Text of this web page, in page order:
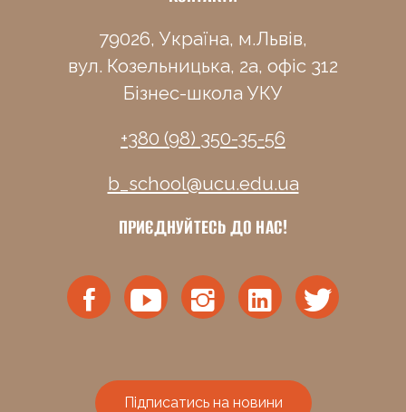
79026, Україна, м.Львів,
вул. Козельницька, 2а, офіс 312
Бізнес-школа УКУ
+380 (98) 350-35-56
b_school@ucu.edu.ua
ПРИЄДНУЙТЕСЬ ДО НАС!
Підписатись на новини